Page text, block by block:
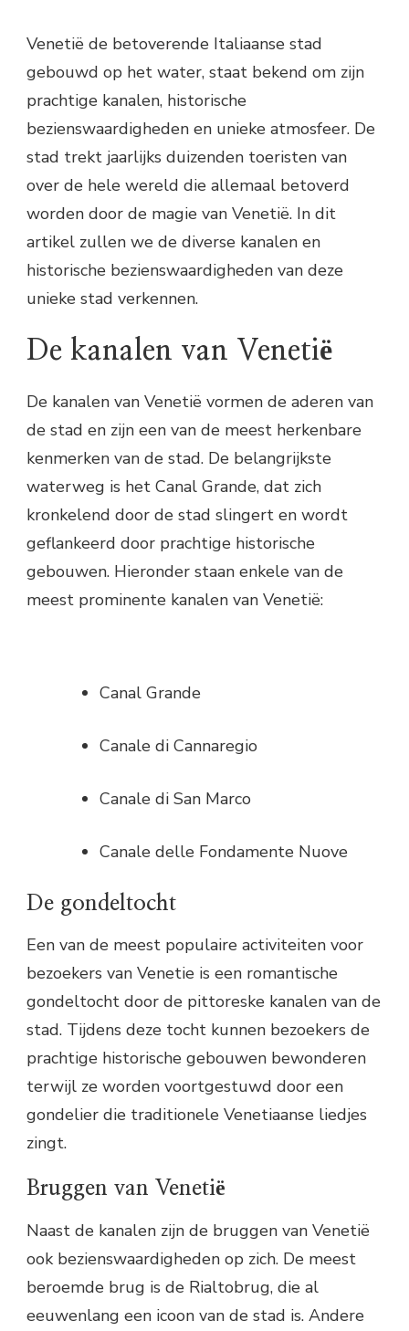
Venetië de betoverende Italiaanse stad
gebouwd op het water, staat bekend om zijn
prachtige kanalen, historische
bezienswaardigheden en unieke atmosfeer. De
stad trekt jaarlijks duizenden toeristen van
over de hele wereld die allemaal betoverd
worden door de magie van Venetië. In dit
artikel zullen we de diverse kanalen en
historische bezienswaardigheden van deze
unieke stad verkennen.
De kanalen van Venetië
De kanalen van Venetië vormen de aderen van
de stad en zijn een van de meest herkenbare
kenmerken van de stad. De belangrijkste
waterweg is het Canal Grande, dat zich
kronkelend door de stad slingert en wordt
geflankeerd door prachtige historische
gebouwen. Hieronder staan enkele van de
meest prominente kanalen van Venetië:
Canal Grande
Canale di Cannaregio
Canale di San Marco
Canale delle Fondamente Nuove
De gondeltocht
Een van de meest populaire activiteiten voor
bezoekers van Venetie is een romantische
gondeltocht door de pittoreske kanalen van de
stad. Tijdens deze tocht kunnen bezoekers de
prachtige historische gebouwen bewonderen
terwijl ze worden voortgestuwd door een
gondelier die traditionele Venetiaanse liedjes
zingt.
Bruggen van Venetië
Naast de kanalen zijn de bruggen van Venetië
ook bezienswaardigheden op zich. De meest
beroemde brug is de Rialtobrug, die al
eeuwenlang een icoon van de stad is. Andere